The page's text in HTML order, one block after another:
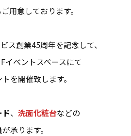
用意しております。
ス創業45周年を記念して、
Fイベントスペースにて
を開催致します。
ド、 洗面化粧台などの
承ります。